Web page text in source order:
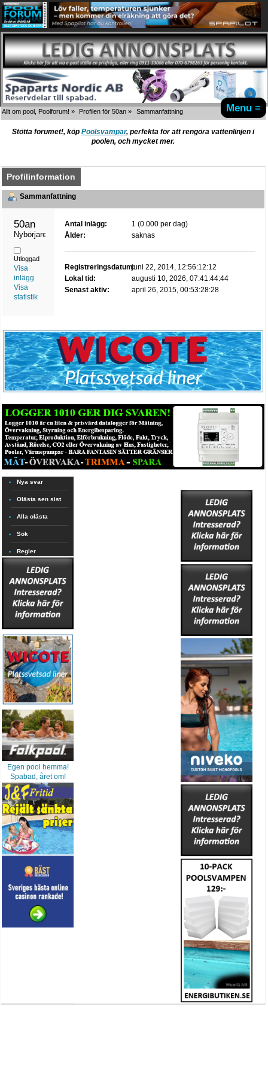
Menu ≡
Allt om pool, Poolforum! » Profilen för 50an » Sammanfattning
Stötta forumet!, köp Poolsvampar, perfekta för att rengöra vattenlinjen i
poolen, och mycket mer.
Profilinformation
Sammanfattning
50an
Nybörjare
Utloggad
Visa
inlägg
Visa
statistik
Antal inlägg:
1 (0.000 per dag)
Ålder:
saknas
Registreringsdatum:juni 22, 2014, 12:56:12:12
Lokal tid:
augusti 10, 2026, 07:41:44:44
Senast aktiv:
april 26, 2015, 00:53:28:28
Nya svar
Olästa sen sist
Alla olästa
Sök
Regler
Egen pool hemma!
Spabad, året om!